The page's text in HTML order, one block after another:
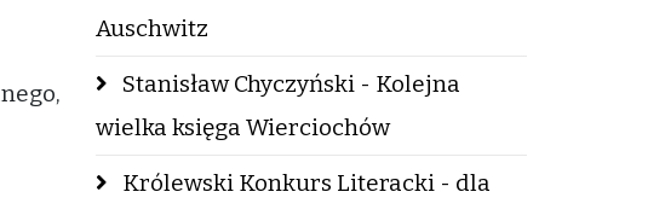
Auschwitz
Stanisław Chyczyński - Kolejna
wielka księga Wierciochów
Królewski Konkurs Literacki - dla